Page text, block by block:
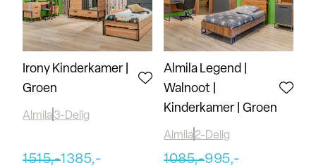
Irony Kinderkamer |
Groen
Almila 3-Delig
1515,-1385,-
Almila Legend |
Walnoot |
Kinderkamer | Groen
Almila2-Delig
1085,-995,-